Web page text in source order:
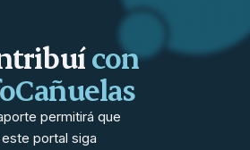
con
permitirá que
este portal siga